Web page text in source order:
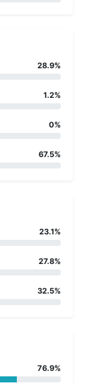
28.9%
1.2%
0%
67.5%
23.1%
27.8%
32.5%
76.9%